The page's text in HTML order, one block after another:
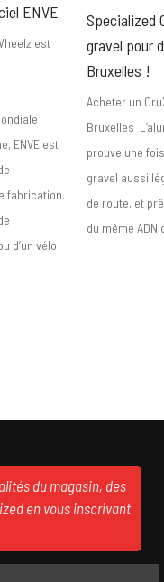
ENVE
est
ENVE est
fabrication.
d’un vélo
Specialized
gravel pour
Bruxelles !
Acheter un
Bruxelles
prouve une
gravel aussi
de route, et
du même
du magasin, des
en vous inscrivant